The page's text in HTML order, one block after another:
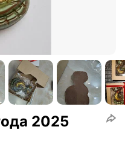
2025